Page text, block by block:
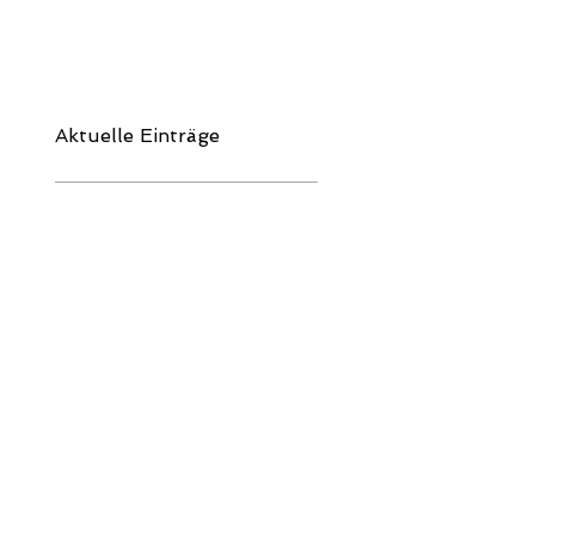
Aktuelle Einträge